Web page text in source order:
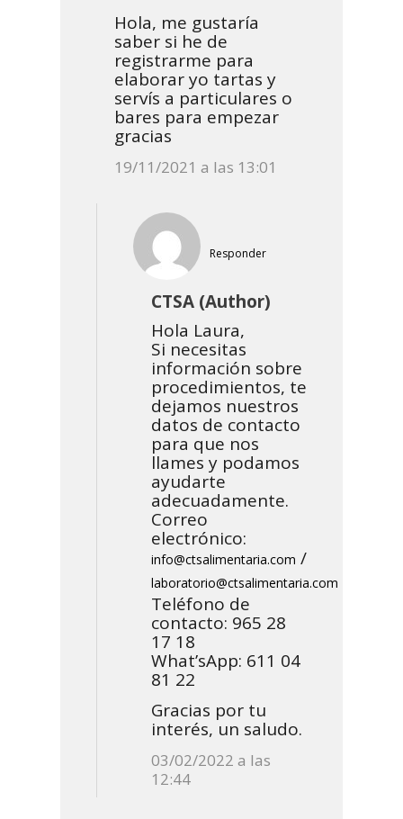
Hola, me gustaría
saber si he de
registrarme para
elaborar yo tartas y
servís a particulares o
bares para empezar
gracias
19/11/2021 a las 13:01
CTSA (Author)
Responder
Hola Laura,
Si necesitas
información sobre
procedimientos, te
dejamos nuestros
datos de contacto
para que nos
llames y podamos
ayudarte
adecuadamente.
Correo
electrónico:
info@ctsalimentaria.com /
laboratorio@ctsalimentaria.com
Teléfono de
contacto: 965 28
17 18
What’sApp: 611 04
81 22
Gracias por tu
interés, un saludo.
03/02/2022 a las
12:44